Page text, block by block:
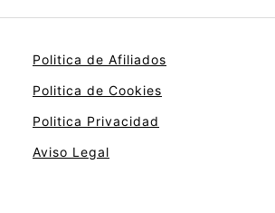
Politica de Afiliados
Politica de Cookies
Politica Privacidad
Aviso Legal